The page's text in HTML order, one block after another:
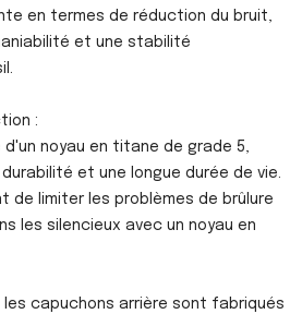
en termes de réduction du bruit,
et une stabilité
:
d'un noyau en titane de grade 5,
et une longue durée de vie.
de limiter les problèmes de brûlure
les silencieux avec un noyau en
capuchons arrière sont fabriqués